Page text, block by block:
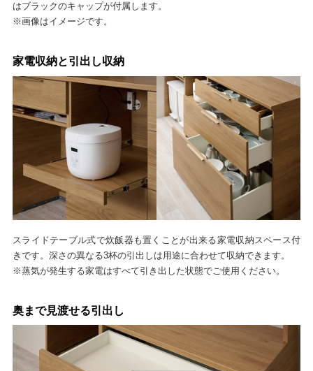
はブラックのキャップが付属します。
※画像はイメージです。
家電収納と引出し収納
スライドテーブル式で炊飯器も置くことが出来る家電収納スペース付
きです。深さの異なる3杯の引出しは用途に合わせて収納できます。
※蒸気が発生する家電はすべて引き出した状態でご使用ください。
奥まで見渡せる引出し